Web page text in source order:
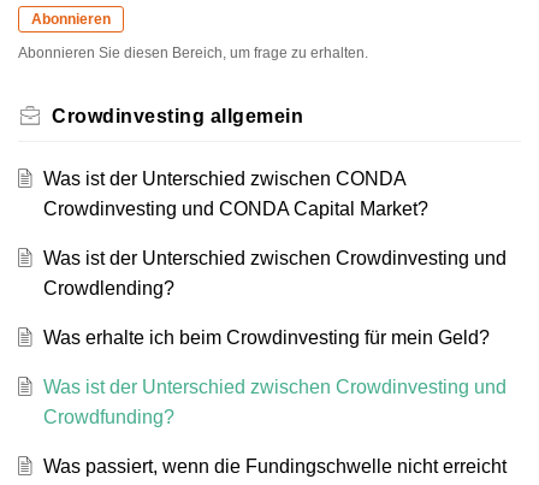
Abonnieren
Abonnieren Sie diesen Bereich, um frage zu erhalten.
Crowdinvesting allgemein
Was ist der Unterschied zwischen CONDA
Crowdinvesting und CONDA Capital Market?
Was ist der Unterschied zwischen Crowdinvesting und
Crowdlending?
Was erhalte ich beim Crowdinvesting für mein Geld?
Was ist der Unterschied zwischen Crowdinvesting und
Crowdfunding?
Was passiert, wenn die Fundingschwelle nicht erreicht